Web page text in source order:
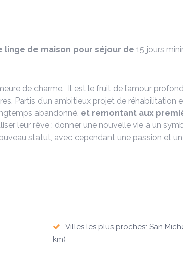
de maison pour séjour de 15 jours
de charme. Il est le fruit de l’amour
Partis d’un ambitieux projet de réhabilitation
abandonné, et remontant aux
leur rêve : donner une nouvelle vie à un
statut, avec cependant une passion et
Villes les plus proches: San
km)